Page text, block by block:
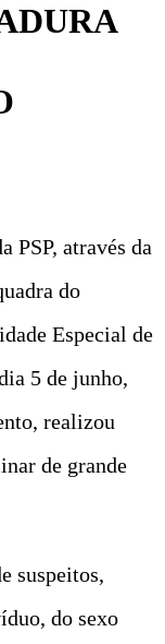
PSP, através da
do
Especial de
5 de junho,
realizou
de grande
suspeitos,
do sexo